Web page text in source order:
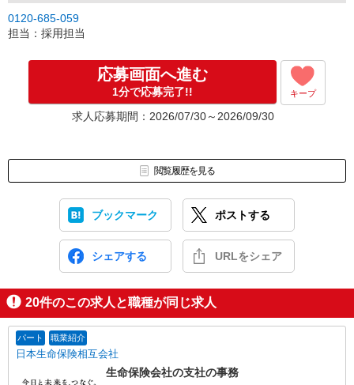
0120-685-059
担当：採用担当
応募画面へ進む
1分で応募完了!! キープ
求人応募期間：2026/07/30～2026/09/30
閲覧履歴を見る
ブックマーク ポストする
シェアする URLをシェア
20件のこの求人と職種が同じ求人
パート 職業紹介
日本生命保険相互会社
生命保険会社の支社の事務